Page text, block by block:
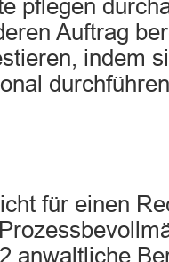
pflegen
Auftrag
indem
für einen
anwaltliche